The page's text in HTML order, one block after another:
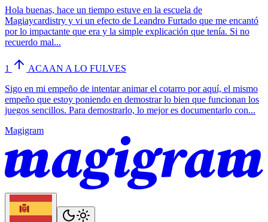
Hola buenas, hace un tiempo estuve en la escuela de
Magiaycardistry y vi un efecto de Leandro Furtado que me encantó
por lo impactante que era y la simple explicación que tenía. Si no
recuerdo mal...
1
ACAAN A LO FULVES
Sigo en mi empeño de intentar animar el cotarro por aquí, el mismo
empeño que estoy poniendo en demostrar lo bien que funcionan los
juegos sencillos. Para demostrarlo, lo mejor es documentarlo con...
Magigram